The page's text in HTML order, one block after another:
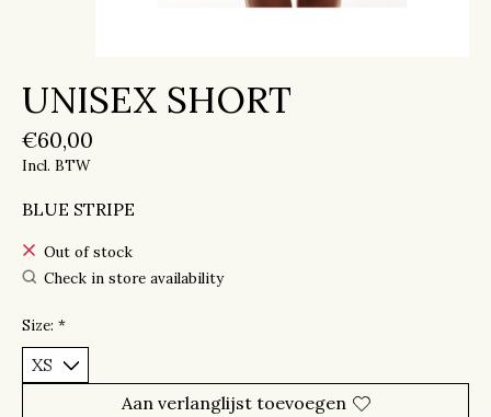
UNISEX SHORT
€60,00
Incl. BTW
BLUE STRIPE
Out of stock
Check in store availability
Size: *
Aan verlanglijst toevoegen